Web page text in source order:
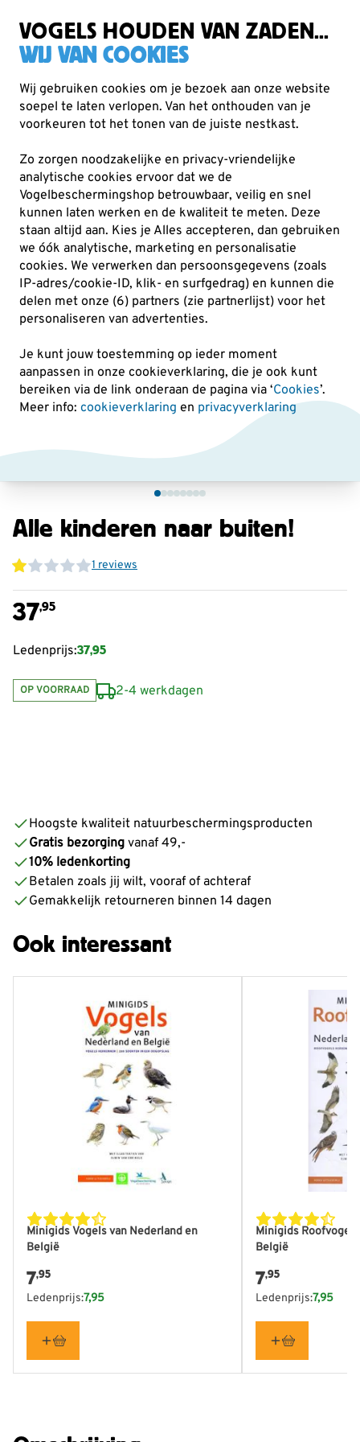
VOGELS HOUDEN VAN ZADEN...
WIJ VAN COOKIES
Wij gebruiken cookies om je bezoek aan onze website
soepel te laten verlopen. Van het onthouden van je
voorkeuren tot het tonen van de juiste nestkast.
Zo zorgen noodzakelijke en privacy-vriendelijke
analytische cookies ervoor dat we de
Vogelbeschermingshop betrouwbaar, veilig en snel
kunnen laten werken en de kwaliteit te meten. Deze
staan altijd aan. Kies je Alles accepteren, dan gebruiken
we óók analytische, marketing en personalisatie
cookies. We verwerken dan persoonsgegevens (zoals
IP-adres/cookie-ID, klik- en surfgedrag) en kunnen die
delen met onze (6) partners (zie partnerlijst) voor het
personaliseren van advertenties.
Je kunt jouw toestemming op ieder moment
aanpassen in onze cookieverklaring, die je ook kunt
bereiken via de link onderaan de pagina via ‘Cookies’.
Meer info: cookieverklaring en privacyverklaring
Boeken Boeken van Vogelbescherming
Alle kinderen naar buiten!
1 reviews
37,95
Ledenprijs:37,95
OP VOORRAAD 2-4 werkdagen
Hoogste kwaliteit natuurbeschermingsproducten
Gratis bezorging vanaf 49,-
10% ledenkorting
Betalen zoals jij wilt, vooraf of achteraf
Gemakkelijk retourneren binnen 14 dagen
Ook interessant
Minigids Vogels van Nederland en
België
7,95
Ledenprijs:7,95
Minigids
België
7,95
Ledenprijs:7,95